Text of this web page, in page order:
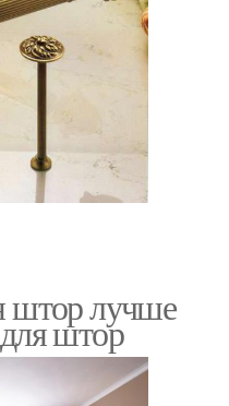
штор лучше
штор